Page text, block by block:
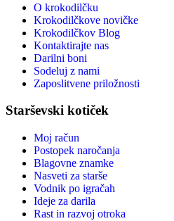
O krokodilčku
Krokodilčkove novičke
Krokodilčkov Blog
Kontaktirajte nas
Darilni boni
Sodeluj z nami
Zaposlitvene priložnosti
Starševski kotiček
Moj račun
Postopek naročanja
Blagovne znamke
Nasveti za starše
Vodnik po igračah
Ideje za darila
Rast in razvoj otroka